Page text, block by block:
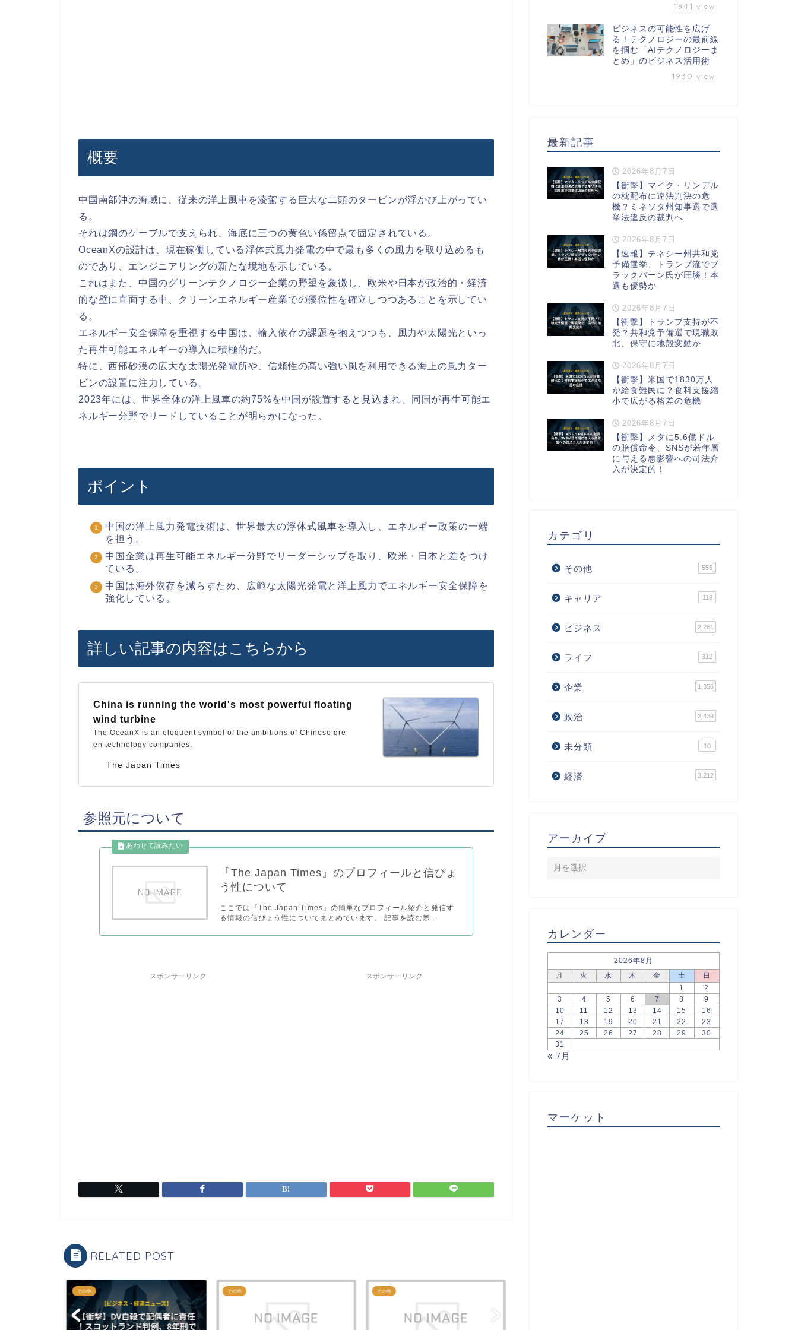
概要
中国南部沖の海域に、従来の洋上風車を凌駕する巨大な二頭のタービンが浮かび上がってい
る。
それは鋼のケーブルで支えられ、海底に三つの黄色い係留点で固定されている。
OceanXの設計は、現在稼働している浮体式風力発電の中で最も多くの風力を取り込めるも
のであり、エンジニアリングの新たな境地を示している。
これはまた、中国のグリーンテクノロジー企業の野望を象徴し、欧米や日本が政治的・経済
的な壁に直面する中、クリーンエネルギー産業での優位性を確立しつつあることを示してい
る。
エネルギー安全保障を重視する中国は、輸入依存の課題を抱えつつも、風力や太陽光といっ
た再生可能エネルギーの導入に積極的だ。
特に、西部砂漠の広大な太陽光発電所や、信頼性の高い強い風を利用できる海上の風力ター
ビンの設置に注力している。
2023年には、世界全体の洋上風車の約75%を中国が設置すると見込まれ、同国が再生可能エ
ネルギー分野でリードしていることが明らかになった。
ポイント
中国の洋上風力発電技術は、世界最大の浮体式風車を導入し、エネルギー政策の一端
を担う。
中国企業は再生可能エネルギー分野でリーダーシップを取り、欧米・日本と差をつけ
ている。
中国は海外依存を減らすため、広範な太陽光発電と洋上風力でエネルギー安全保障を
強化している。
詳しい記事の内容はこちらから
The Japan Times
China is running the world's most powerful floating
wind turbine
The OceanX is an eloquent symbol of the ambitions of Chinese gre
en technology companies.
参照元について
『The Japan Times』のプロフィールと信ぴょ
う性について
ここでは『The Japan Times』の簡単なプロフィール紹介と発信す
る情報の信ぴょう性についてまとめています。 記事を読む際...
スポンサーリンク スポンサーリンク
RELATED POST
その他 その他 その他
1941 view
5
ビジネスの可能性を広げ
る！テクノロジーの最前線
を掴む「AIテクノロジーま
とめ」のビジネス活用術
1930 view
最新記事
2026年8月7日
【衝撃】マイク・リンデル
の枕配布に違法判決の危
機？ミネソタ州知事選で選
挙法違反の裁判へ
2026年8月7日
【速報】テネシー州共和党
予備選挙、トランプ流でブ
ラックバーン氏が圧勝！本
選も優勢か
2026年8月7日
【衝撃】トランプ支持が不
発？共和党予備選で現職敗
北、保守に地殻変動か
2026年8月7日
【衝撃】米国で1830万人
が給食難民に？食料支援縮
小で広がる格差の危機
2026年8月7日
【衝撃】メタに5.6億ドル
の賠償命令、SNSが若年層
に与える悪影響への司法介
入が決定的！
カテゴリ
その他 555
キャリア 119
ビジネス 2,261
ライフ 312
企業 1,356
政治 2,439
未分類 10
経済 3,212
アーカイブ
カレンダー
2026年8月
月
火 水 木 金 土
日
1
2
3
4 5 6 7 8
9
10
11 12 13 14 15
16
17
18 19 20 21 22
23
24
25 26 27 28 29
30
31
« 7月
マーケット